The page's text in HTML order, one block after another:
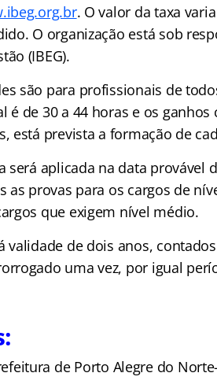
. O valor da taxa
O organização está sob
(IBEG).
são para profissionais de
é de 30 a 44 horas e os ganhos
está prevista a formação de
será aplicada na data provável
as provas para os cargos de
que exigem nível médio.
validade de dois anos,
uma vez, por igual
de Porto Alegre do